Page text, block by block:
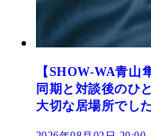
【SHOW-WA青
同期と対談後のひ
大切な居場所でした